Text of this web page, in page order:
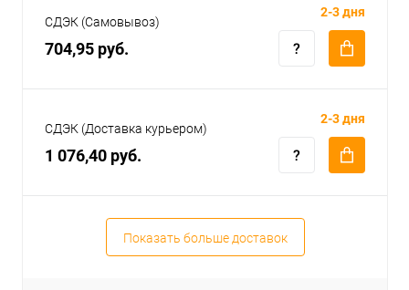
СДЭК (Самовывоз)
704,95 руб.
2-3 дня
СДЭК (Доставка курьером)
1 076,40 руб.
2-3 дня
Показать больше доставок